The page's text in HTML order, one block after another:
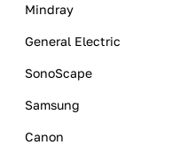
Mindray
General Electric
SonoScape
Samsung
Canon